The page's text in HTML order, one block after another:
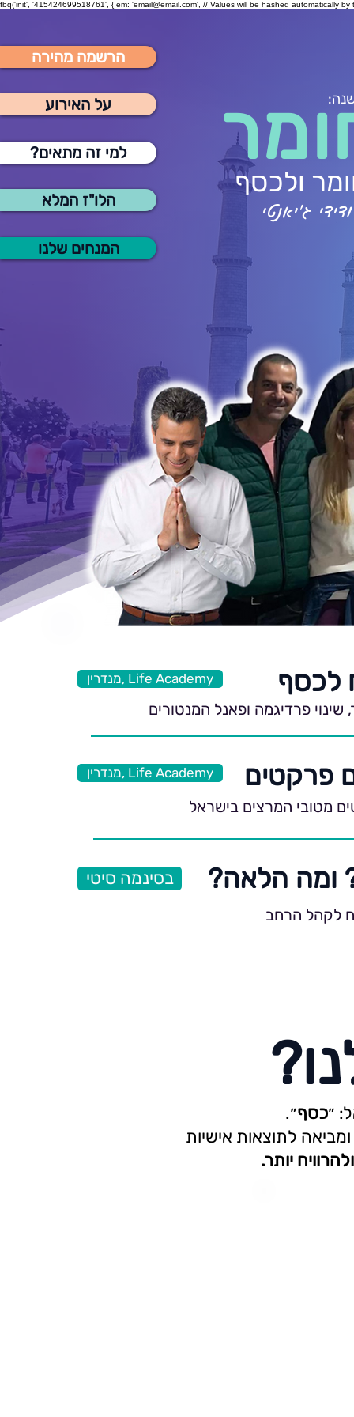
fbq('init', '415424699518761', { em: 'email@email.com', // Values will be hashed automatically
על האירוע
?למי זה מתאים
הלו"ז המלא
המנחים שלנו
הרשמה מהירה
ולכסף
ג'יאנטי
מנדרין, Life Academy
שינוי פרדיגמה ופאנל המנטורים
מנדרין, Life Academy
מטובי המרצים בישראל
בסינמה סיטי
לקהל הרחב
״כסף״.
לתוצאות אישיות
יותר.